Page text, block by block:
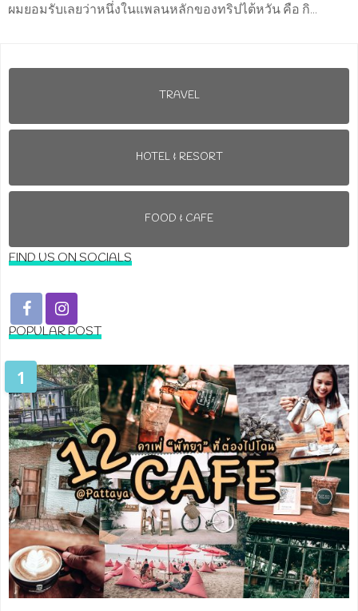
ผมยอมรับเลยว่าหนึ่งในแพลนหลักของทริปไต้หวัน คือ กิ...
TRAVEL
HOTEL & RESORT
FOOD & CAFE
FIND US ON SOCIALS
POPULAR POST
1